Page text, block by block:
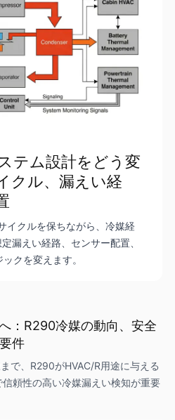
テム設計をどう変
クル、漏えい経
イクルを保ちながら、冷媒経
漏えい経路、センサー配置、
クを変えます。
：R290冷媒の動向、安全
件
で、R290がHVAC/R用途に与える
頼性の高い冷媒漏えい検知が重要